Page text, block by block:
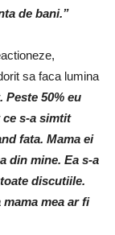
de bani.”
sa faca lumina
Peste 50% eu
s-a simtit
fata. Mama ei
din mine. Ea s-a
discutiile.
mea ar fi